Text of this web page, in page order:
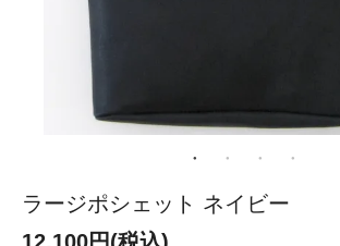
ラージポシェット ネイビー